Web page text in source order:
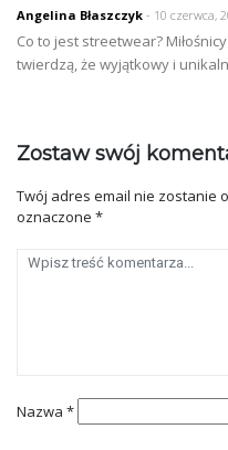
Angelina Błaszczyk - 10 czerwca,
Co to jest streetwear?
twierdzą, że wyjątkowy i
Zostaw swój
Twój adres email nie zostanie
oznaczone *
Nazwa *